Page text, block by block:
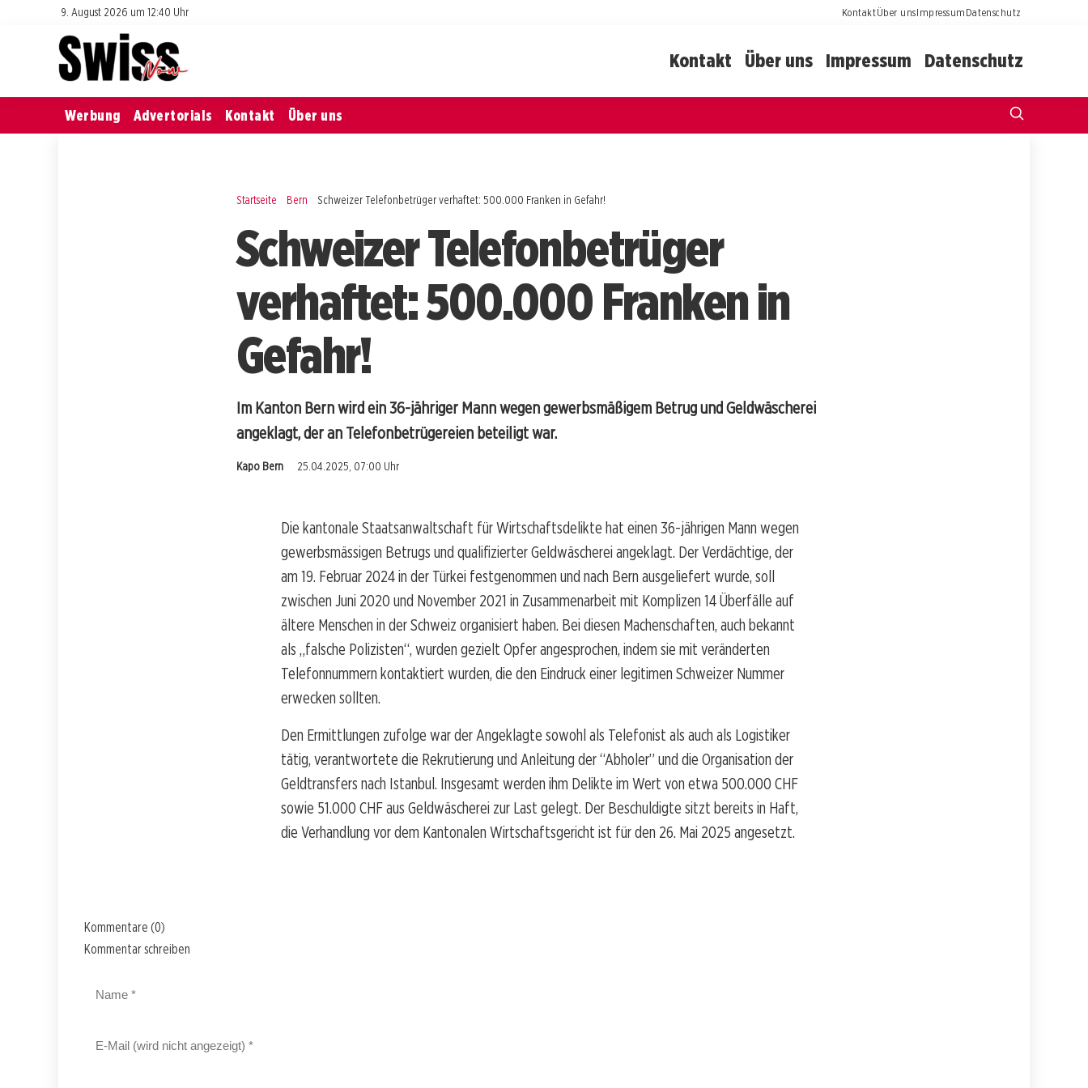
9. August 2026 um 12:40 Uhr KontaktÜber unsImpressumDatenschutz
Kontakt Über uns Impressum Datenschutz
Werbung Advertorials Kontakt Über uns
Startseite Bern Schweizer Telefonbetrüger verhaftet: 500.000 Franken in Gefahr!
Schweizer Telefonbetrüger
verhaftet: 500.000 Franken in
Gefahr!
Im Kanton Bern wird ein 36-jähriger Mann wegen gewerbsmäßigem Betrug und Geldwäscherei
angeklagt, der an Telefonbetrügereien beteiligt war.
Kapo Bern 25.04.2025, 07:00 Uhr
Die kantonale Staatsanwaltschaft für Wirtschaftsdelikte hat einen 36-jährigen Mann wegen
gewerbsmässigen Betrugs und qualifizierter Geldwäscherei angeklagt. Der Verdächtige, der
am 19. Februar 2024 in der Türkei festgenommen und nach Bern ausgeliefert wurde, soll
zwischen Juni 2020 und November 2021 in Zusammenarbeit mit Komplizen 14 Überfälle auf
ältere Menschen in der Schweiz organisiert haben. Bei diesen Machenschaften, auch bekannt
als „falsche Polizisten“, wurden gezielt Opfer angesprochen, indem sie mit veränderten
Telefonnummern kontaktiert wurden, die den Eindruck einer legitimen Schweizer Nummer
erwecken sollten.
Den Ermittlungen zufolge war der Angeklagte sowohl als Telefonist als auch als Logistiker
tätig, verantwortete die Rekrutierung und Anleitung der “Abholer” und die Organisation der
Geldtransfers nach Istanbul. Insgesamt werden ihm Delikte im Wert von etwa 500.000 CHF
sowie 51.000 CHF aus Geldwäscherei zur Last gelegt. Der Beschuldigte sitzt bereits in Haft,
die Verhandlung vor dem Kantonalen Wirtschaftsgericht ist für den 26. Mai 2025 angesetzt.
Kommentare (0)
Kommentar schreiben